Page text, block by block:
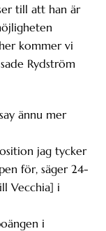
till att han är
kommer vi
Rydström
ännu mer
jag tycker
för, säger 24-
Vecchia] i
i